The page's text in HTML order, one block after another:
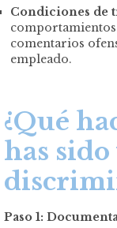
Condiciones de
comportamientos
comentarios
empleado.
¿Qué
has
Paso 1: